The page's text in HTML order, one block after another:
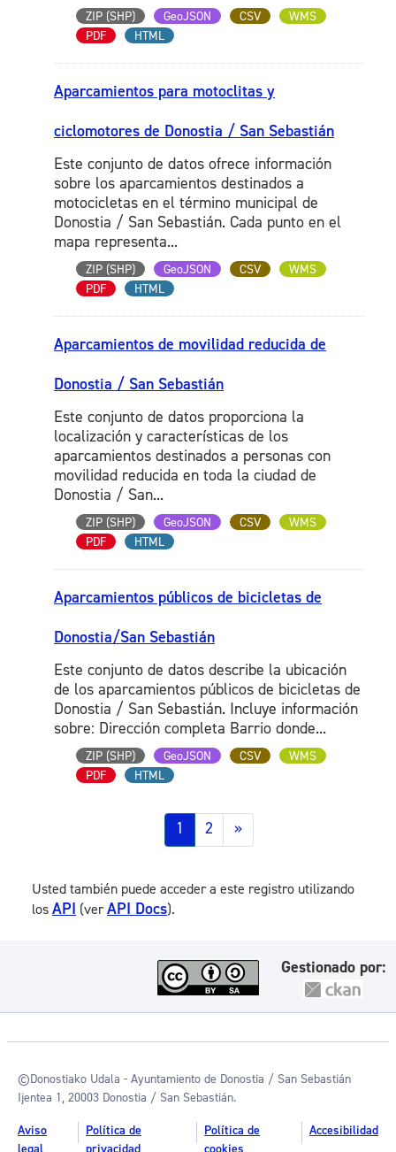
ZIP (SHP) GeoJSON CSV
WMS
PDF
HTML
Aparcamientos para motoclitas y
ciclomotores de Donostia / San Sebastián
Este conjunto de datos ofrece información
sobre los aparcamientos destinados a
motocicletas en el término municipal de
Donostia / San Sebastián. Cada punto en el
mapa representa...
ZIP (SHP) GeoJSON CSV
WMS
PDF
HTML
Aparcamientos de movilidad reducida de
Donostia / San Sebastián
Este conjunto de datos proporciona la
localización y características de los
aparcamientos destinados a personas con
movilidad reducida en toda la ciudad de
Donostia / San...
ZIP (SHP) GeoJSON CSV
WMS
PDF
HTML
Aparcamientos públicos de bicicletas de
Donostia/San Sebastián
Este conjunto de datos describe la ubicación
de los aparcamientos públicos de bicicletas de
Donostia / San Sebastián. Incluye información
sobre: Dirección completa Barrio donde...
ZIP (SHP) GeoJSON CSV
WMS
PDF
HTML
1 2 »
Usted también puede acceder a este registro utilizando
los API (verAPI Docs).
Gestionado por:
©Donostiako Udala - Ayuntamiento de Donostia / San Sebastián
Ijentea 1, 20003 Donostia / San Sebastián.
Aviso
Política de
Política de
Accesibilidad